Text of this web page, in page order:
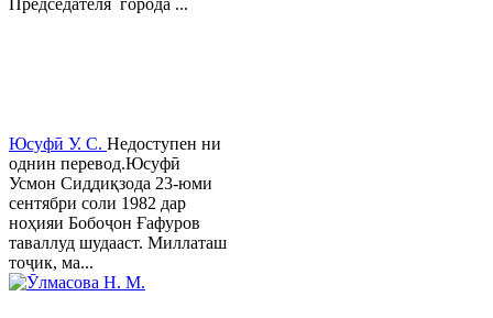
Юсуфӣ У. C. Недоступен ни
однин перевод.Юсуфӣ
Усмон Сиддиқзода 23-юми
сентябри соли 1982 дар
ноҳияи Бобоҷон Ғафуров
таваллуд шудааст. Миллаташ
тоҷик, ма...